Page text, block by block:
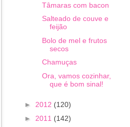
Tâmaras com bacon
Salteado de couve e
feijão
Bolo de mel e frutos
secos
Chamuças
Ora, vamos cozinhar,
que é bom sinal!
► 2012 (120)
► 2011 (142)